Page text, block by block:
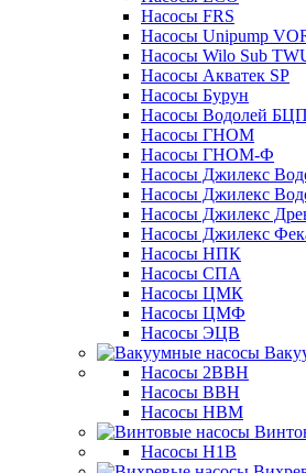
Насосы FRS
Насосы Unipump
Насосы Wilo Sub
Насосы Акватек SP
Насосы Бурун
Насосы Водолей
Насосы ГНОМ
Насосы ГНОМ-Ф
Насосы Джилекс
Насосы Джилекс
Насосы Джилекс
Насосы Джилекс
Насосы НПК
Насосы СПА
Насосы ЦМК
Насосы ЦМФ
Насосы ЭЦВ
Насосы 2ВВН
Насосы ВВН
Насосы НВМ
Насосы Н1В